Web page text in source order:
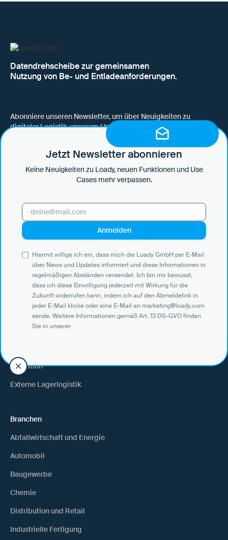
Datendrehscheibe zur gemeinsamen
Nutzung von Be- und Entladeanforderungen.
Abonniere unseren Newsletter, um über Neuigkeiten zu
digitaler Logistik, unserem Unternehmen, neuen Funktionen
und Use Cases auf dem Laufenden zu bleiben.
Hiermit willige ich ein, dass mich die Loady GmbH per E-Mail über
News und Updates informiert und diese Informationen in
regelmäßigen Abständen versendet. Ich bin mir bewusst, dass ich
diese Einwilligung jederzeit mit Wirkung für die Zukunft widerrufen
E-Mail an marketing@loady.com sende. Weitere Informationen
gemäß Art. 13 DS-GVO finden Sie in unsererDatenschutzerklärung
Use Cases
Verlader
Spedition
Externe Lagerlogistik
Branchen
Abfallwirtschaft und Energie
Automobil
Baugewerbe
Chemie
Distribution und Retail
Industrielle Fertigung
Jetzt Newsletter abonnieren
Keine Neuigkeiten zu Loady, neuen Funktionen und Use
Cases mehr verpassen.
Hiermit willige ich ein, dass mich die Loady GmbH per E-Mail
über News und Updates informiert und diese Informationen in
regelmäßigen Abständen versendet. Ich bin mir bewusst,
dass ich diese Einwilligung jederzeit mit Wirkung für die
Zukunft widerrufen kann, indem ich auf den Abmeldelink in
jeder E-Mail klicke oder eine E-Mail an marketing@loady.com
sende. Weitere Informationen gemäß Art. 13 DS-GVO finden
Sie in unserer
.